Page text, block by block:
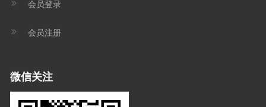
会员登录
会员注册
微信关注